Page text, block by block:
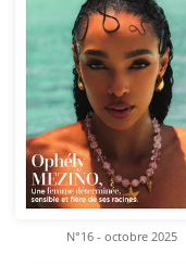
N°16 - octobre 2025